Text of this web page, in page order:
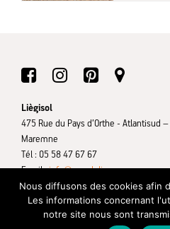
Liègisol
475 Rue du Pays d’Orthe - Atlantisud
Maremne
Tél : 05 58 47 67 67
Email :info@ameduliege.com
Mentions légales Contactez-nous
Nous diffusons des cookies afin
Les informations concernant
notre site nous sont